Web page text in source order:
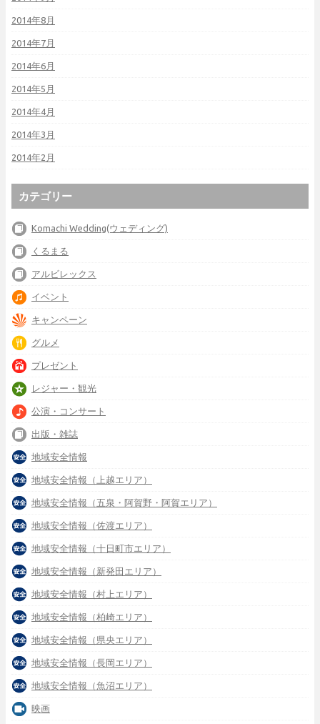
2014年8月
2014年7月
2014年6月
2014年5月
2014年4月
2014年3月
2014年2月
カテゴリー
Komachi Wedding(ウェディング)
くるまる
アルビレックス
イベント
キャンペーン
グルメ
プレゼント
レジャー・観光
公演・コンサート
出版・雑誌
地域安全情報
地域安全情報（上越エリア）
地域安全情報（五泉・阿賀野・阿賀エリア）
地域安全情報（佐渡エリア）
地域安全情報（十日町市エリア）
地域安全情報（新発田エリア）
地域安全情報（村上エリア）
地域安全情報（柏崎エリア）
地域安全情報（県央エリア）
地域安全情報（長岡エリア）
地域安全情報（魚沼エリア）
映画